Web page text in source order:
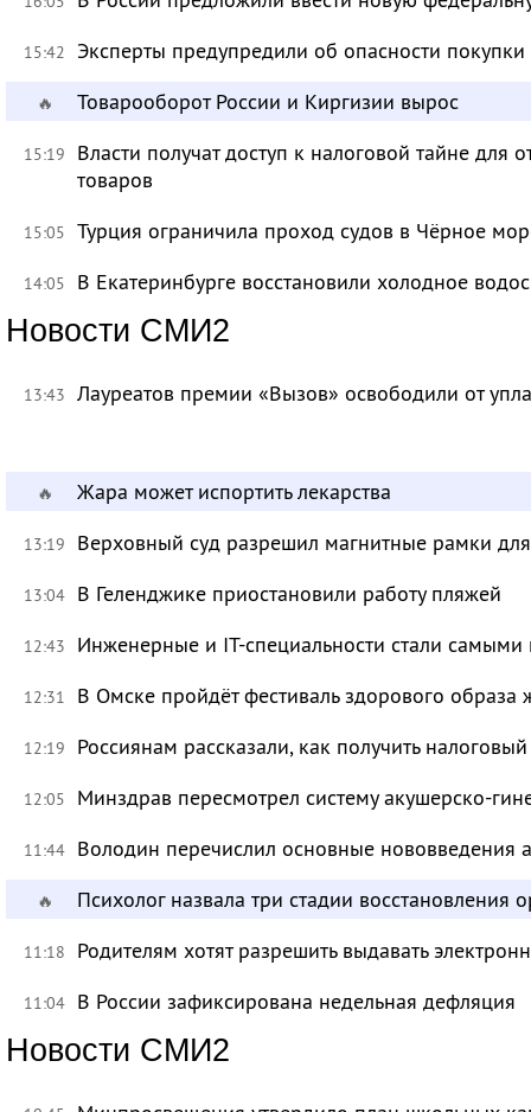
15:42 Эксперты предупредили об опасности
🔥 Товарооборот России и Киргизии вырос
15:19
Власти получат доступ к налоговой тайне для
товаров
15:05 Турция ограничила проход судов в Чёрное
14:05 В Екатеринбурге восстановили холодное
Новости СМИ2
13:43 Лауреатов премии «Вызов» освободили от
🔥 Жара может испортить лекарства
13:19 Верховный суд разрешил магнитные рамки
13:04 В Геленджике приостановили работу пляжей
12:43 Инженерные и IT-специальности стали
12:31 В Омске пройдёт фестиваль здорового
12:19 Россиянам рассказали, как получить
12:05 Минздрав пересмотрел систему акушерско-
11:44 Володин перечислил основные нововведения
🔥 Психолог назвала три стадии восстановления
11:18 Родителям хотят разрешить выдавать
11:04 В России зафиксирована недельная дефляция
Новости СМИ2